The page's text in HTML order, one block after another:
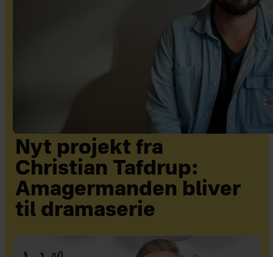
Nyt projekt fra
Christian Tafdrup:
Amagermanden bliver
til dramaserie